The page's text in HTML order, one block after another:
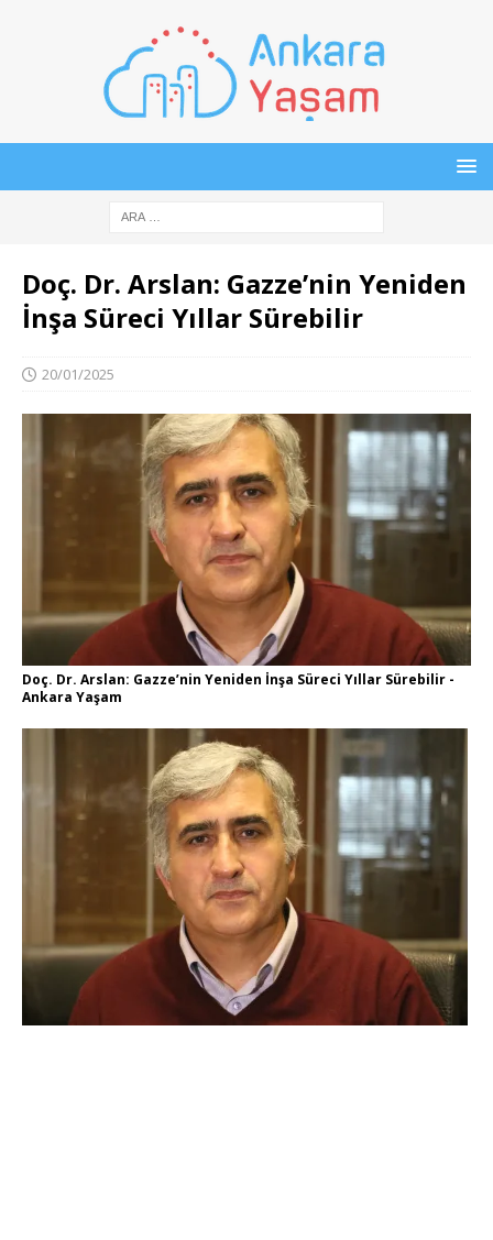
Doç. Dr. Arslan: Gazze’nin Yeniden
İnşa Süreci Yıllar Sürebilir
20/01/2025
Doç. Dr. Arslan: Gazze’nin Yeniden İnşa Süreci Yıllar Sürebilir -
Ankara Yaşam